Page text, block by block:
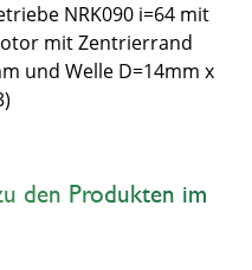
NRK090 i=64 mit
mit Zentrierrand
und Welle D=14mm x
den Produkten im